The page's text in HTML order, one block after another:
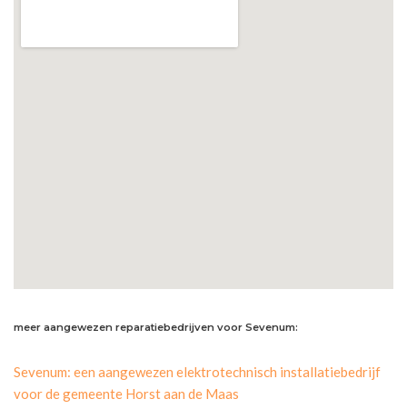
meer aangewezen reparatiebedrijven voor Sevenum:
Sevenum: een aangewezen elektrotechnisch installatiebedrijf
voor de gemeente Horst aan de Maas